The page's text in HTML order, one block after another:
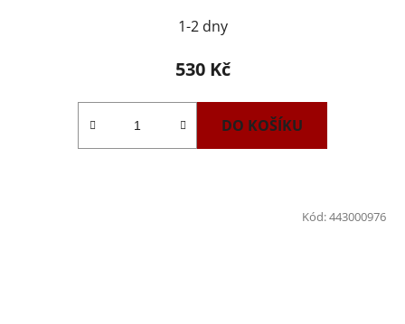
1-2 dny
530 Kč
DO KOŠÍKU
Kód:443000976